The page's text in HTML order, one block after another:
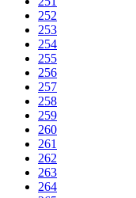
252
253
254
255
256
257
258
259
260
261
262
263
264